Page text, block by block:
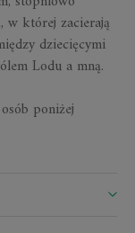
w której zacierają
dziecięcymi
Lodu a mną.
poniżej
życia.